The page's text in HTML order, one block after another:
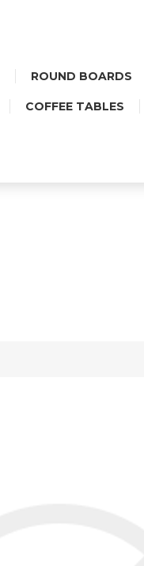
ROUND BOARDS
COFFEE TABLES